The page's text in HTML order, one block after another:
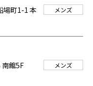
場町1-1 本
メンズ
館5F
メンズ